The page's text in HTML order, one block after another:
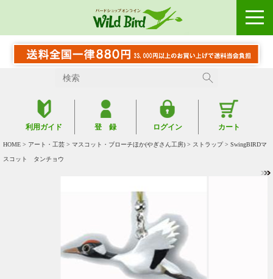
利用ガイド 登 録 ログイン カート
HOME > アート・工芸 > マスコット・ブローチほか(やぎさん工房) > ストラップ > SwingBIRDマ
スコット タンチョウ